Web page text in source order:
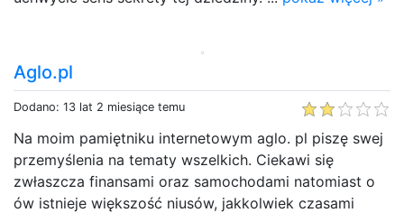
Aglo.pl
Dodano: 13 lat 2 miesiące temu
Na moim pamiętniku internetowym aglo. pl piszę swej
przemyślenia na tematy wszelkich. Ciekawi się
zwłaszcza finansami oraz samochodami natomiast o
ów istnieje większość niusów, jakkolwiek czasami